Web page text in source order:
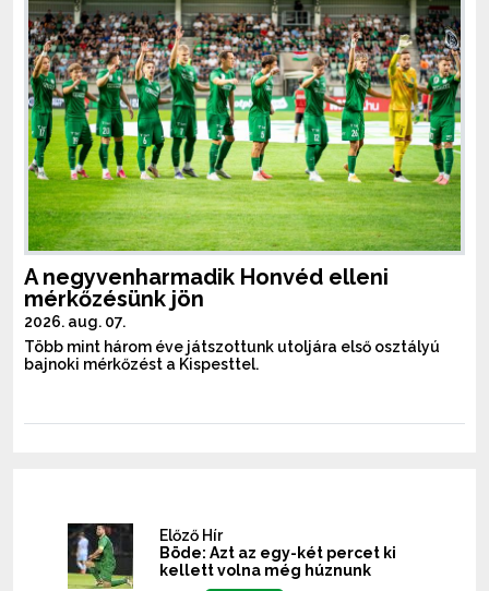
A negyvenharmadik Honvéd elleni
mérkőzésünk jön
2026. aug. 07.
Több mint három éve játszottunk utoljára első osztályú
bajnoki mérkőzést a Kispesttel.
Előző Hír
Böde: Azt az egy-két percet ki
kellett volna még húznunk